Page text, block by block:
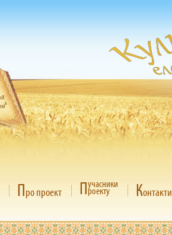
Про проект Пучасники
роекту Контакти